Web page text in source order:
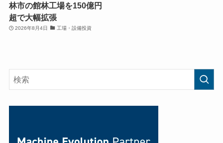
林市の館林工場を150億円
超で大幅拡張
2026年8月4日 工場・設備投資